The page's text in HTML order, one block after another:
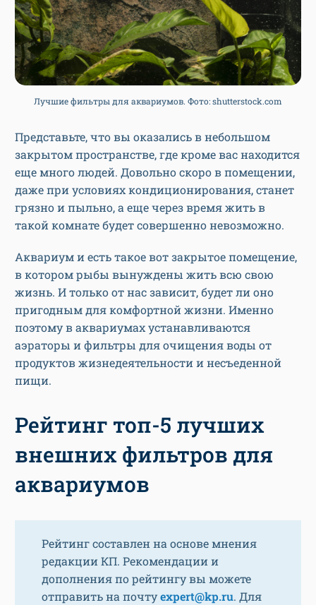
Лучшие фильтры для аквариумов. Фото: shutterstock.com
Представьте, что вы оказались в небольшом
закрытом пространстве, где кроме вас находится
еще много людей. Довольно скоро в помещении,
даже при условиях кондиционирования, станет
грязно и пыльно, а еще через время жить в
такой комнате будет совершенно невозможно.
Аквариум и есть такое вот закрытое помещение,
в котором рыбы вынуждены жить всю свою
жизнь. И только от нас зависит, будет ли оно
пригодным для комфортной жизни. Именно
поэтому в аквариумах устанавливаются
аэраторы и фильтры для очищения воды от
продуктов жизнедеятельности и несъеденной
пищи.
Рейтинг топ-5 лучших
внешних фильтров для
аквариумов
Рейтинг составлен на основе мнения
редакции КП. Рекомендации и
дополнения по рейтингу вы можете
отправить на почтуexpert@kp.ru. Для